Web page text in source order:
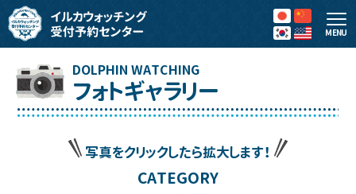
MENU
フォトギャラリー
写真をクリックしたら拡大します！
CATEGORY